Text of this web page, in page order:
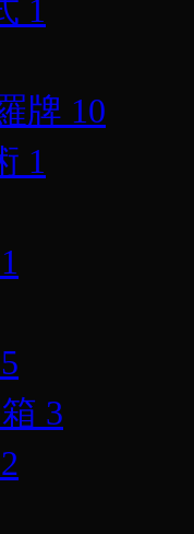
1
牌 10
1
1
5
3
2